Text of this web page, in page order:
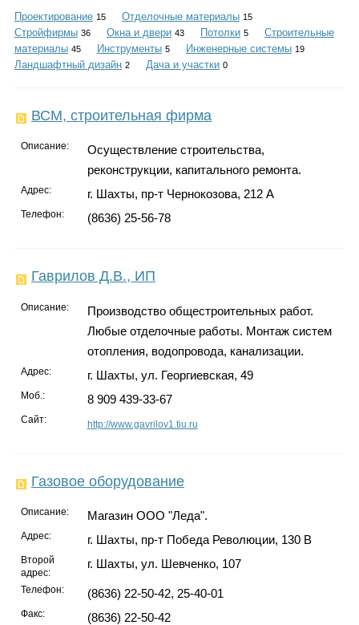
Гороскоп
Фотогалерея
Проектирование 15 Отделочные материалы 15
Стройфирмы 36 Окна и двери 43 Потолки 5
Строительные
материалы 45 Инструменты 5 Инженерные системы 19
Ландшафтный дизайн 2 Дача и участки 0
ВСМ, строительная фирма
Описание:
Осуществление строительства,
реконструкции, капитального ремонта.
Адрес: г. Шахты, пр-т Чернокозова, 212 А
Телефон: (8636) 25-56-78
Гаврилов Д.В., ИП
Описание:
Производство общестроительных работ.
Любые отделочные работы. Монтаж систем
отопления, водопровода, канализации.
Адрес: г. Шахты, ул. Георгиевская, 49
Моб.: 8 909 439-33-67
Сайт: http://www.gavrilov1.tiu.ru
Газовое оборудование
Описание: Магазин ООО "Леда".
Адрес: г. Шахты, пр-т Победа Революции, 130 В
Второй
адрес:
г. Шахты, ул. Шевченко, 107
Телефон: (8636) 22-50-42, 25-40-01
Факс: (8636) 22-50-42